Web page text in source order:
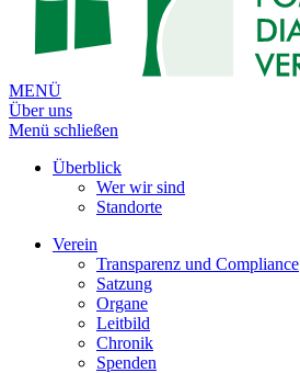
MENÜ
Über uns
Menü schließen
Überblick
Wer wir sind
Standorte
Verein
Transparenz und Compliance
Satzung
Organe
Leitbild
Chronik
Spenden